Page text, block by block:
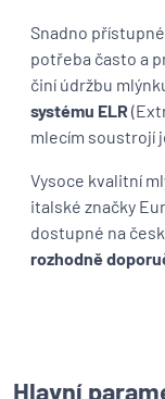
Snadno
potřeba často a
činí údržbu
systému ELR
mlecím soustrojí
Vysoce kvalitní
italské značky
dostupné na
rozhodně
Hlavní